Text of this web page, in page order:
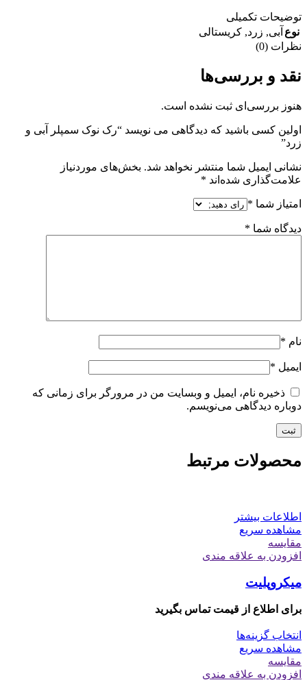
توضیحات تکمیلی
نوع آبی, زرد, کریستالی
نظرات (0)
نقد و بررسی‌ها
هنوز بررسی‌ای ثبت نشده است.
اولین کسی باشید که دیدگاهی می نویسد “رک نوک سمپلر آبی و
زرد”
نشانی ایمیل شما منتشر نخواهد شد. بخش‌های موردنیاز
علامت‌گذاری شده‌اند *
امتیاز شما *
دیدگاه شما *
نام *
ایمیل *
ذخیره نام، ایمیل و وبسایت من در مرورگر برای زمانی که
دوباره دیدگاهی می‌نویسم.
محصولات مرتبط
اطلاعات بیشتر
مشاهده سریع
مقایسه
افزودن به علاقه مندی
میکروپلیت
برای اطلاع از قیمت تماس بگیرید
انتخاب گزینه‌ها
مشاهده سریع
مقایسه
افزودن به علاقه مندی